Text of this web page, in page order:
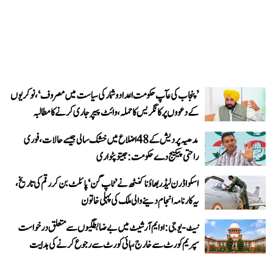
’پنجاب کی عآپ حکومت اعداد و شمار کی سیاست میں مصروف‘، نوکریوں
کے دعووں پر کانگریس کا حملہ، وائٹ پیپر جاری کرنے کا مطالبہ
مدھیہ پردیش کے 48 اضلاع میں خشک سالی جیسے حالات، فوری
راحتی پیکیج دے حکومت: جیتو پٹواری
اسکواڈرن لیڈر بھاؤنا کنٹھ نے ’ٹاپ گن‘ پائلٹ بن کر رقم کی تاریخ،
یہ کارنامہ انجام دینے والی ملک کی پہلی خاتون
نیٹ-یو جی: او ایم آر شیٹ میں بے ضابطگیوں سے متعلق درخواست
سپریم کورٹ سے خارج، ہائی کورٹ سے رجوع کرنے کی ہدایت